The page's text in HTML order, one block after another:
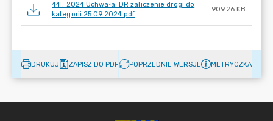
44 . 2024 Uchwała. DR zaliczenie drogi do
kategorii 25.09.2024.pdf
909.26 KB
DRUKUJ ZAPISZ DO PDF POPRZEDNIE WERSJE METRYCZKA